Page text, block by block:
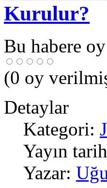
Kurulur?
Bu habere
(0 oy
Detaylar
Kategori:
Yayın
Yazar: